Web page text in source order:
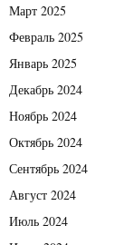
Март 2025
Февраль 2025
Январь 2025
Декабрь 2024
Ноябрь 2024
Октябрь 2024
Сентябрь 2024
Август 2024
Июль 2024